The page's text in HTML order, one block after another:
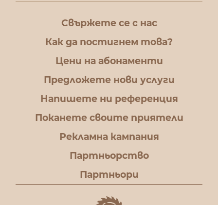
Свържете се с нас
Как да постигнем това?
Цени на абонаменти
Предложете нови услуги
Напишете ни референция
Поканете своите приятели
Рекламна кампания
Партньорство
Партньори